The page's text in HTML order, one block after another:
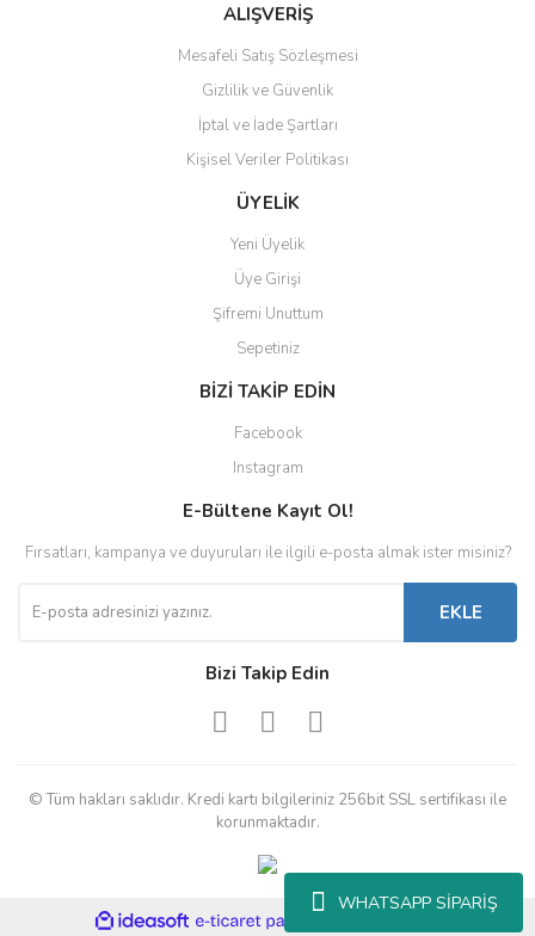
WHATSAPP SİPARİŞ
ALIŞVERİŞ
Mesafeli Satış Sözleşmesi
Gizlilik ve Güvenlik
İptal ve İade Şartları
Kişisel Veriler Politikası
ÜYELİK
Yeni Üyelik
Üye Girişi
Şifremi Unuttum
Sepetiniz
BİZİ TAKİP EDİN
Facebook
Instagram
E-Bültene Kayıt Ol!
Fırsatları, kampanya ve duyuruları ile ilgili e-posta almak ister misiniz?
EKLE
Bizi Takip Edin
© Tüm hakları saklıdır. Kredi kartı bilgileriniz 256bit SSL sertifikası ile
korunmaktadır.
ideasoft